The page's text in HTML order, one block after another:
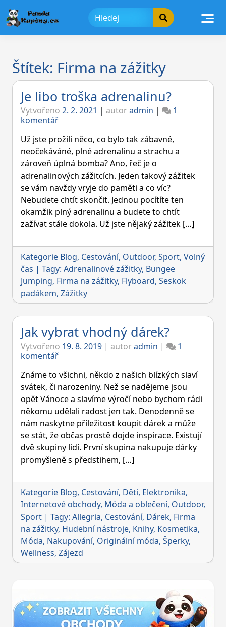
to
content
Štítek: Firma na zážitky
Je libo troška adrenalinu?
Vytvořeno 2. 2. 2021 | autoradmin |
1
komentářu
s
názvem
Je
libo
troška
adrenalinu?
Už jste prožili něco, co bylo tak zábavné,
neočekáváné, plné adrenalinu a strachu a
zároveň úplná bomba? Ano, řeč je o
adrenalinových zážitcích. Jeden takový zážitek
se vám navždy vryje do paměti a co víc?
Nebudete chtít skončit. Jednou pocítíte ten
okamžik plný adrenalinu a budete to chtít
zažívat stále dokola. Už jste nějaký zážitek […]
Kategorie Blog, Cestování, Outdoor, Sport, Volný
čas | Tagy: Adrenalinové zážitky, Bungee
Jumping, Firma na zážitky, Flyboard, Seskok
padákem, Zážitky
Jak vybrat vhodný dárek?
Vytvořeno 19. 8. 2019 | autoradmin |
1
komentářu
s
názvem
Jak
vybrat
vhodný
dárek?
Známe to všichni, někdo z našich blízkých slaví
svátek, či narozeniny. Než se nadějeme jsou
opět Vánoce a slavíme výročí nebo bychom rádi
někomu udělali radost jen tak. Denodenně se
nám naskytne příležitost koupit dárek a může
se stát, že občas prostě dojde inspirace. Existují
dvě skupiny lidí. První skupina nakupuje dárky
promyšleně s předstihem, […]
Kategorie Blog, Cestování, Děti, Elektronika,
Internetové obchody, Móda a oblečení, Outdoor,
Sport | Tagy: Allegria, Cestování, Dárek, Firma
na zážitky, Hudební nástroje, Knihy, Kosmetika,
Móda, Nakupování, Originální móda, Šperky,
Wellness, Zájezd